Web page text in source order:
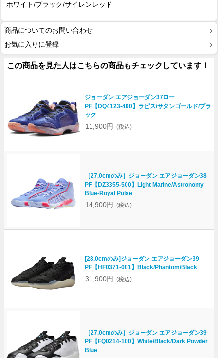
ホワイト/ブラック/サイレンレッド
商品についてのお問い合わせ
お気に入りに登録
この商品を見た人はこちらの商品もチェックしています！
ジョーダン エアジョーダン37ロー
PF【DQ4123-400】ラピス/サタンゴールド/ブラ
ック
11,900円 (税込)
［27.0cmのみ］ジョーダン エアジョーダン38
PF【DZ3355-500】Light Marine/Astronomy
Blue-Royal Pulse
14,900円 (税込)
[28.0cmのみ]ジョーダン エアジョーダン39
PF【HF0371-001】Black/Phantom/Black
31,900円 (税込)
［27.0cmのみ］ジョーダン エアジョーダン39
PF【FQ0214-100】White/Black/Dark Powder
Blue